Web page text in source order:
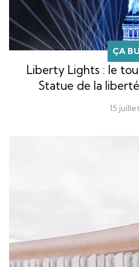
ÇA
Liberty Lights : le
Statue de la
15